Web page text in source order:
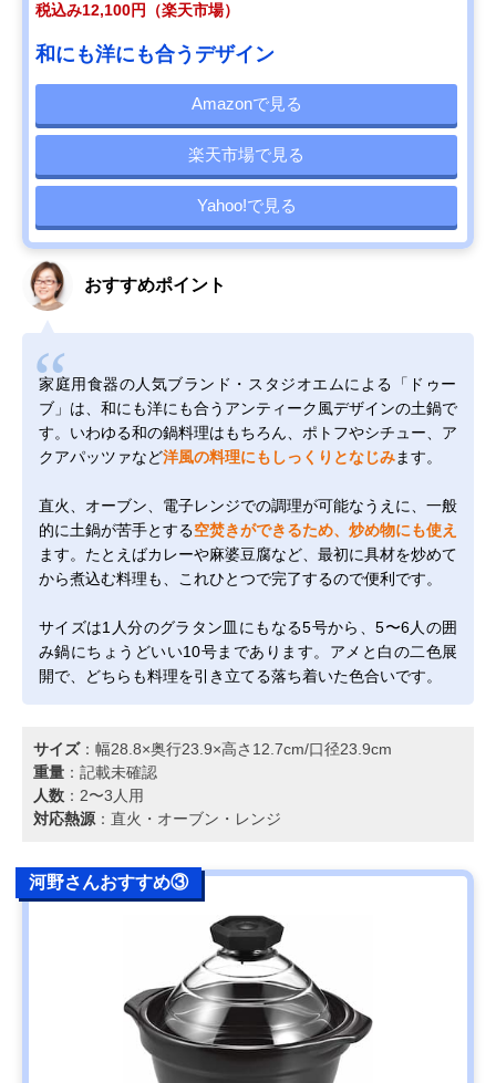
税込み12,100円（楽天市場）
和にも洋にも合うデザイン
Amazonで見る
楽天市場で見る
Yahoo!で見る
おすすめポイント
家庭用食器の人気ブランド・スタジオエムによる「ドゥー
ブ」は、和にも洋にも合うアンティーク風デザインの土鍋で
す。いわゆる和の鍋料理はもちろん、ポトフやシチュー、ア
クアパッツァなど洋風の料理にもしっくりとなじみます。
直火、オーブン、電子レンジでの調理が可能なうえに、一般
的に土鍋が苦手とする空焚きができるため、炒め物にも使え
ます。たとえばカレーや麻婆豆腐など、最初に具材を炒めて
から煮込む料理も、これひとつで完了するので便利です。
サイズは1人分のグラタン皿にもなる5号から、5〜6人の囲
み鍋にちょうどいい10号まであります。アメと白の二色展
開で、どちらも料理を引き立てる落ち着いた色合いです。
サイズ：幅28.8×奥行23.9×高さ12.7cm/口径23.9cm
重量 ：記載未確認
人数 ：2〜3人用
対応熱源 ：直火・オーブン・レンジ
河野さんおすすめ③